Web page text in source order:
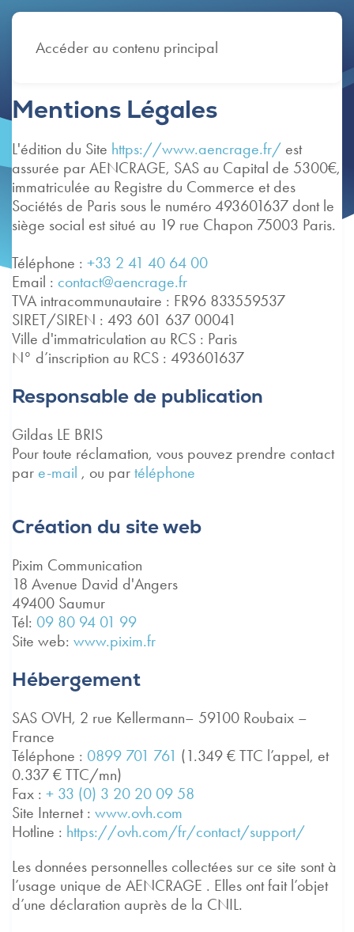
Accéder au contenu principal
Mentions Légales
L'édition du Site https://www.aencrage.fr/ est
assurée par AENCRAGE, SAS au Capital de 5300€,
immatriculée au Registre du Commerce et des
Sociétés de Paris sous le numéro 493601637 dont le
siège social est situé au 19 rue Chapon 75003 Paris.
Téléphone : +33 2 41 40 64 00
Email : contact@aencrage.fr
TVA intracommunautaire : FR96 833559537
SIRET/SIREN : 493 601 637 00041
Ville d'immatriculation au RCS : Paris
N° d’inscription au RCS : 493601637
Responsable de publication
Gildas LE BRIS
Pour toute réclamation, vous pouvez prendre contact
par e-mail , ou par téléphone
Création du site web
Pixim Communication
18 Avenue David d'Angers
49400 Saumur
Tél: 09 80 94 01 99
Site web: www.pixim.fr
Hébergement
SAS OVH, 2 rue Kellermann– 59100 Roubaix –
France
Téléphone : 0899 701 761 (1.349 € TTC l’appel, et
0.337 € TTC/mn)
Fax : + 33 (0) 3 20 20 09 58
Site Internet : www.ovh.com
Hotline : https://ovh.com/fr/contact/support/
Les données personnelles collectées sur ce site sont à
l’usage unique de AENCRAGE . Elles ont fait l’objet
d’une déclaration auprès de la CNIL.